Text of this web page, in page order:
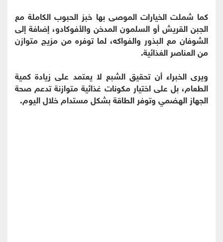
كما شملت الخيارات الموصى بها خبز الحبوب الكاملة مع
الجبن القريش أو السلمون المدخن والأفوكادو، إضافة إلى
الشوفان مع البذور والفواكه، لما توفره من مزيج متوازن
من العناصر الغذائية.
ويرى الخبراء أن تحقيق الشبع لا يعتمد على زيادة كمية
الطعام، بل على اختيار مكونات غذائية متوازنة تدعم صحة
الجهاز الهضمي وتوفر الطاقة بشكل مستدام خلال اليوم.